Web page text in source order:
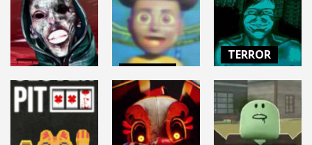
TERROR
HELLMART
2.86K
TERROR
AMANDA THE
ADVENTURER 3
3.12K
TERROR
HUMAN
(Demo)
9.59K